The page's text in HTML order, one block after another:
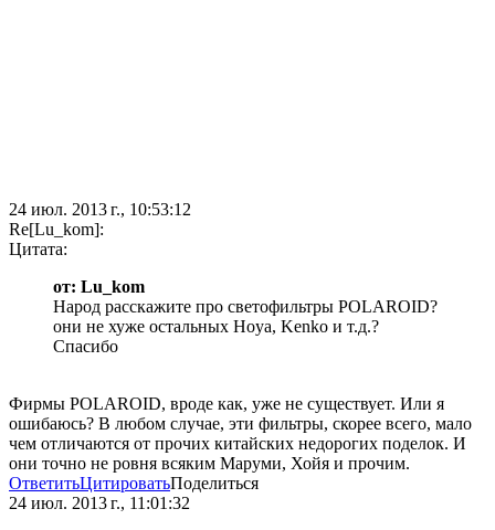
24 июл. 2013 г., 10:53:12
Re[Lu_kom]:
Цитата:
от: Lu_kom
Народ расскажите про светофильтры POLAROID?
они не хуже остальных Hoya, Kenko и т.д.?
Спасибо
Фирмы POLAROID, вроде как, уже не существует. Или я
ошибаюсь? В любом случае, эти фильтры, скорее всего, мало
чем отличаются от прочих китайских недорогих поделок. И
они точно не ровня всяким Маруми, Хойя и прочим.
ОтветитьЦитироватьПоделиться
24 июл. 2013 г., 11:01:32